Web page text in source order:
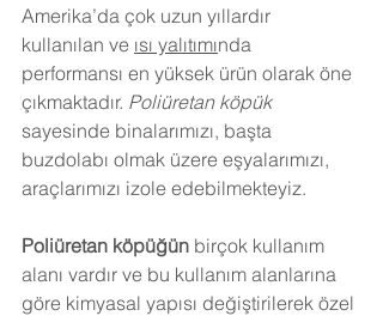
Amerika’da çok uzun yıllardır
kullanılan ve ısı yalıtımında
performansı en yüksek ürün olarak öne
çıkmaktadır. Poliüretan köpük
sayesinde binalarımızı, başta
buzdolabı olmak üzere eşyalarımızı,
araçlarımızı izole edebilmekteyiz.
Poliüretan köpüğün birçok kullanım
alanı vardır ve bu kullanım alanlarına
göre kimyasal yapısı değiştirilerek özel